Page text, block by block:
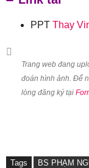
PPT Thay
Trang web đang
đoán hình ảnh. Để
lòng đăng ký tại
Tags BS PHẠM